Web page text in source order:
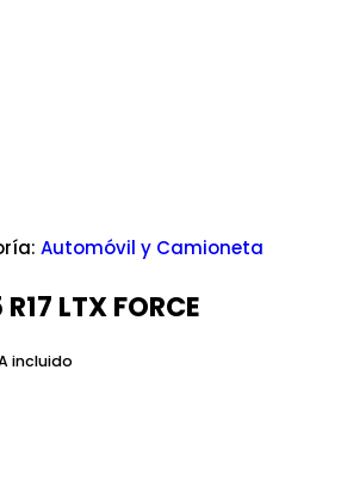
Automóvil y Camioneta
LTX FORCE
incluido